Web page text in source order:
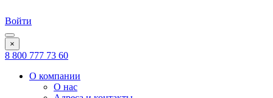
Войти
×
8 800 777 73 60
О компании
О нас